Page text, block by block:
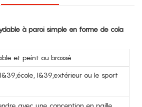
à paroi simple en forme de cola
et peint ou brossé
l&39;extérieur ou le sport
avec une conception en paille